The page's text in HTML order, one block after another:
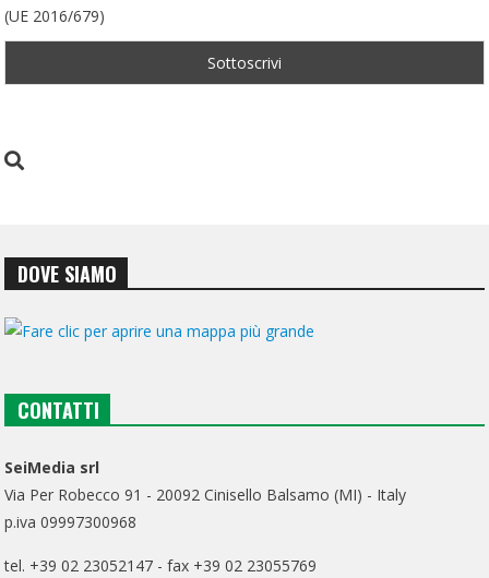
(UE 2016/679)
DOVE SIAMO
CONTATTI
SeiMedia srl
Via Per Robecco 91 - 20092 Cinisello Balsamo (MI) - Italy
p.iva 09997300968
tel. +39 02 23052147 - fax +39 02 23055769